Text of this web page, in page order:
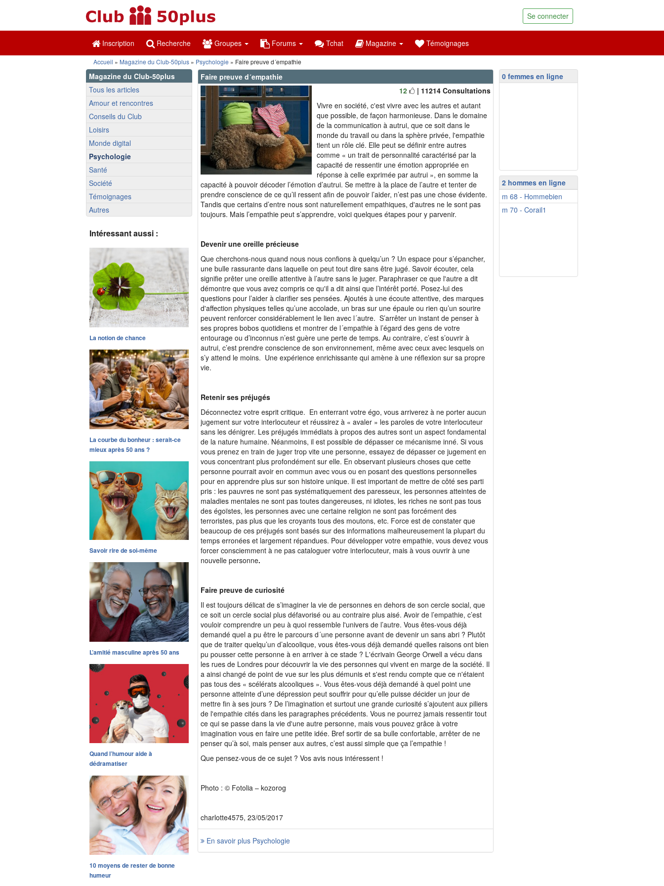
Se connecter
Inscription Recherche Groupes Forums Tchat Magazine Témoignages
Accueil » Magazine du Club-50plus » Psychologie » Faire preuve d´empathie
Magazine du Club-50plus
Tous les articles
Amour et rencontres
Conseils du Club
Loisirs
Monde digital
Psychologie
Santé
Société
Témoignages
Autres
Intéressant aussi :
La notion de chance
La courbe du bonheur : serait-ce
mieux après 50 ans ?
Savoir rire de soi-même
L’amitié masculine après 50 ans
Quand l’humour aide à
dédramatiser
10 moyens de rester de bonne
humeur
Faire preuve d´empathie
12
| 11214 Consultations
Vivre en société, c'est vivre avec les autres et autant
que possible, de façon harmonieuse. Dans le domaine
de la communication à autrui, que ce soit dans le
monde du travail ou dans la sphère privée, l'empathie
tient un rôle clé. Elle peut se définir entre autres
comme « un trait de personnalité caractérisé par la
capacité de ressentir une émotion appropriée en
réponse à celle exprimée par autrui », en somme la
capacité à pouvoir décoder l’émotion d’autrui. Se mettre à la place de l’autre et tenter de
prendre conscience de ce qu’il ressent afin de pouvoir l’aider, n’est pas une chose évidente.
Tandis que certains d’entre nous sont naturellement empathiques, d'autres ne le sont pas
toujours. Mais l’empathie peut s’apprendre, voici quelques étapes pour y parvenir.
Devenir une oreille précieuse
Que cherchons-nous quand nous nous confions à quelqu’un ? Un espace pour s’épancher,
une bulle rassurante dans laquelle on peut tout dire sans être jugé. Savoir écouter, cela
signifie prêter une oreille attentive à l’autre sans le juger. Paraphraser ce que l'autre a dit
démontre que vous avez compris ce qu'il a dit ainsi que l’intérêt porté. Posez-lui des
questions pour l’aider à clarifier ses pensées. Ajoutés à une écoute attentive, des marques
d'affection physiques telles qu’une accolade, un bras sur une épaule ou rien qu’un sourire
peuvent renforcer considérablement le lien avec l´autre. S’arrêter un instant de penser à
ses propres bobos quotidiens et montrer de l´empathie à l’égard des gens de votre
entourage ou d’inconnus n’est guère une perte de temps. Au contraire, c’est s’ouvrir à
autrui, c’est prendre conscience de son environnement, même avec ceux avec lesquels on
s’y attend le moins. Une expérience enrichissante qui amène à une réflexion sur sa propre
vie.
Retenir ses préjugés
Déconnectez votre esprit critique. En enterrant votre égo, vous arriverez à ne porter aucun
jugement sur votre interlocuteur et réussirez à « avaler » les paroles de votre interlocuteur
sans les dénigrer. Les préjugés immédiats à propos des autres sont un aspect fondamental
de la nature humaine. Néanmoins, il est possible de dépasser ce mécanisme inné. Si vous
vous prenez en train de juger trop vite une personne, essayez de dépasser ce jugement en
vous concentrant plus profondément sur elle. En observant plusieurs choses que cette
personne pourrait avoir en commun avec vous ou en posant des questions personnelles
pour en apprendre plus sur son histoire unique. Il est important de mettre de côté ses parti
pris : les pauvres ne sont pas systématiquement des paresseux, les personnes atteintes de
maladies mentales ne sont pas toutes dangereuses, ni idiotes, les riches ne sont pas tous
des égoïstes, les personnes avec une certaine religion ne sont pas forcément des
terroristes, pas plus que les croyants tous des moutons, etc. Force est de constater que
beaucoup de ces préjugés sont basés sur des informations malheureusement la plupart du
temps erronées et largement répandues. Pour développer votre empathie, vous devez vous
forcer consciemment à ne pas cataloguer votre interlocuteur, mais à vous ouvrir à une
nouvelle personne.
Faire preuve de curiosité
Il est toujours délicat de s’imaginer la vie de personnes en dehors de son cercle social, que
ce soit un cercle social plus défavorisé ou au contraire plus aisé. Avoir de l’empathie, c’est
vouloir comprendre un peu à quoi ressemble l'univers de l’autre. Vous êtes-vous déjà
demandé quel a pu être le parcours d´une personne avant de devenir un sans abri ? Plutôt
que de traiter quelqu’un d’alcoolique, vous êtes-vous déjà demandé quelles raisons ont bien
pu pousser cette personne à en arriver à ce stade ? L'écrivain George Orwell a vécu dans
les rues de Londres pour découvrir la vie des personnes qui vivent en marge de la société. Il
a ainsi changé de point de vue sur les plus démunis et s'est rendu compte que ce n'étaient
pas tous des « scélérats alcooliques ». Vous êtes-vous déjà demandé à quel point une
personne atteinte d’une dépression peut souffrir pour qu’elle puisse décider un jour de
mettre fin à ses jours ? De l’imagination et surtout une grande curiosité s’ajoutent aux piliers
de l'empathie cités dans les paragraphes précédents. Vous ne pourrez jamais ressentir tout
ce qui se passe dans la vie d'une autre personne, mais vous pouvez grâce à votre
imagination vous en faire une petite idée. Bref sortir de sa bulle confortable, arrêter de ne
penser qu’à soi, mais penser aux autres, c’est aussi simple que ça l’empathie !
Que pensez-vous de ce sujet ? Vos avis nous intéressent !
Photo : © Fotolia – kozorog
charlotte4575, 23/05/2017
En savoir plus Psychologie
0 femmes en ligne
2 hommes en ligne
m 68 - Hommebien
m 70 - Corail1